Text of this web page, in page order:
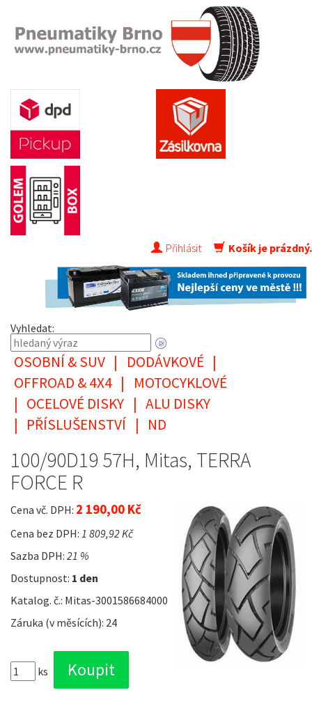
Přihlásit Košík je prázdný.
Vyhledat:
OSOBNÍ & SUV | DODÁVKOVÉ |
OFFROAD & 4X4 |
MOTOCYKLOVÉ
| OCELOVÉ DISKY | ALU DISKY
| PŘÍSLUŠENSTVÍ | ND
100/90D19 57H, Mitas, TERRA
FORCE R
Cena vč. DPH: 2 190,00 Kč
Cena bez DPH: 1 809,92 Kč
Sazba DPH: 21 %
Dostupnost: 1 den
Katalog. č.: Mitas-3001586684000
Záruka (v měsících): 24
ks